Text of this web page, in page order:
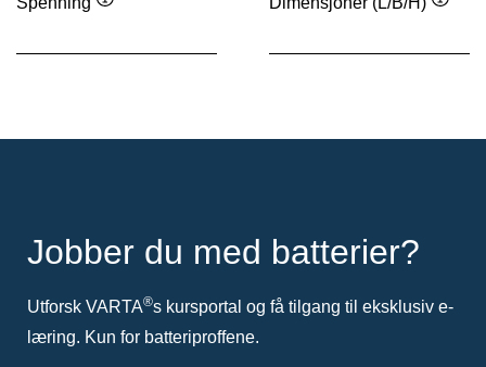
Jobber du med batterier?
Utforsk VARTA®s kursportal og få tilgang til eksklusiv e-
læring. Kun for batteriproffene.